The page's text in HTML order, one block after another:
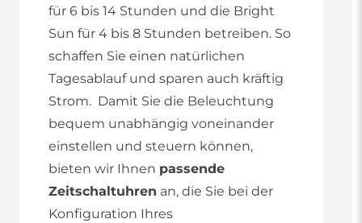
für 6 bis 14 Stunden und die Bright
Sun für 4 bis 8 Stunden betreiben. So
schaffen Sie einen natürlichen
Tagesablauf und sparen auch kräftig
Strom. Damit Sie die Beleuchtung
bequem unabhängig voneinander
einstellen und steuern können,
bieten wir Ihnen passende
Zeitschaltuhren an, die Sie bei der
Konfiguration Ihres